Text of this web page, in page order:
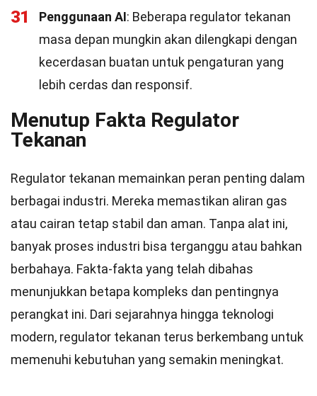
31 Penggunaan AI: Beberapa regulator tekanan
masa depan mungkin akan dilengkapi dengan
kecerdasan buatan untuk pengaturan yang
lebih cerdas dan responsif.
Menutup Fakta Regulator
Tekanan
Regulator tekanan memainkan peran penting dalam
berbagai industri. Mereka memastikan aliran gas
atau cairan tetap stabil dan aman. Tanpa alat ini,
banyak proses industri bisa terganggu atau bahkan
berbahaya. Fakta-fakta yang telah dibahas
menunjukkan betapa kompleks dan pentingnya
perangkat ini. Dari sejarahnya hingga teknologi
modern, regulator tekanan terus berkembang untuk
memenuhi kebutuhan yang semakin meningkat.